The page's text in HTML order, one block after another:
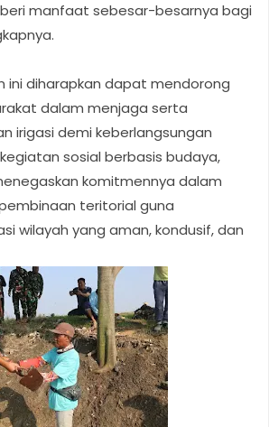
manfaat sebesar-besarnya bagi
ini diharapkan dapat mendorong
dalam menjaga serta
irigasi demi keberlangsungan
sosial berbasis budaya,
komitmennya dalam
teritorial guna
wilayah yang aman, kondusif, dan